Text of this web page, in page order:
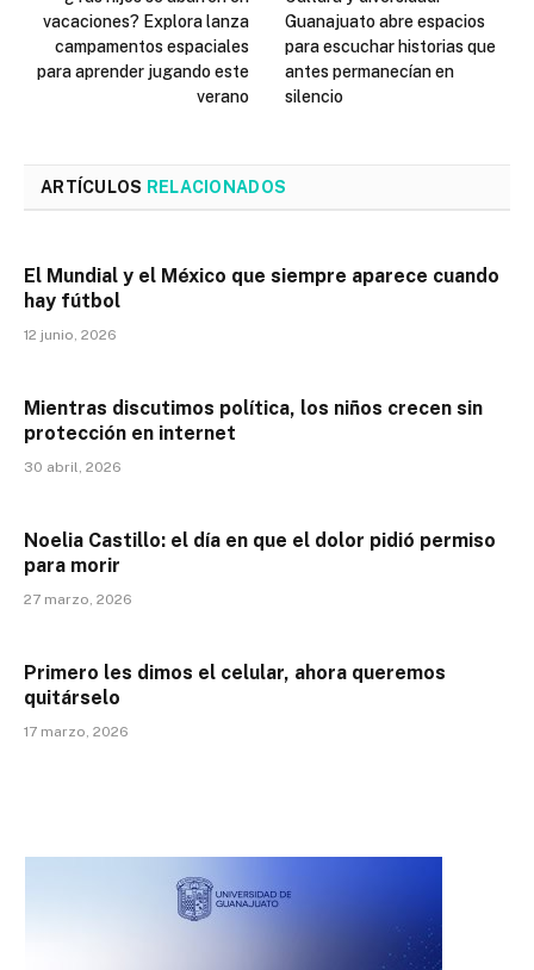
vacaciones? Explora lanza
campamentos espaciales
para aprender jugando este
verano
Guanajuato abre espacios
para escuchar historias que
antes permanecían en
silencio
ARTÍCULOS RELACIONADOS
El Mundial y el México que siempre aparece cuando
hay fútbol
12 junio, 2026
Mientras discutimos política, los niños crecen sin
protección en internet
30 abril, 2026
Noelia Castillo: el día en que el dolor pidió permiso
para morir
27 marzo, 2026
Primero les dimos el celular, ahora queremos
quitárselo
17 marzo, 2026